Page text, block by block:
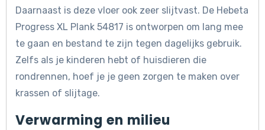
Daarnaast is deze vloer ook zeer slijtvast. De Hebeta
Progress XL Plank 54817 is ontworpen om lang mee
te gaan en bestand te zijn tegen dagelijks gebruik.
Zelfs als je kinderen hebt of huisdieren die
rondrennen, hoef je je geen zorgen te maken over
krassen of slijtage.
Verwarming en milieu